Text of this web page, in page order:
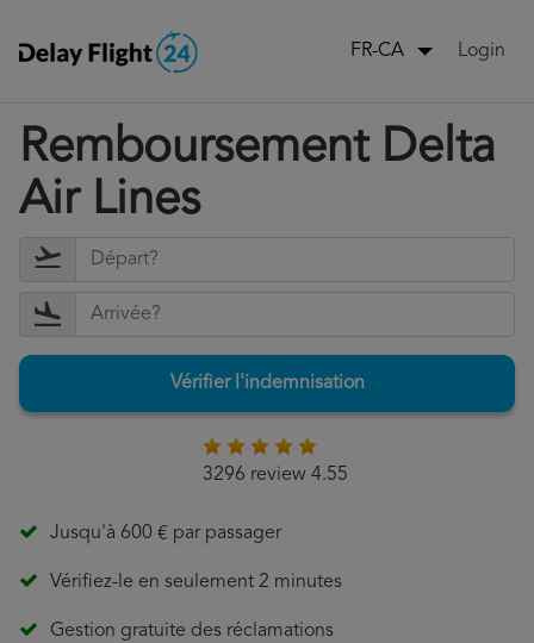
FR-CA Login
Remboursement Delta
Air Lines
Vérifier l'indemnisation
3296 review 4.55
Jusqu'à 600 € par passager
Vérifiez-le en seulement 2 minutes
Gestion gratuite des réclamations